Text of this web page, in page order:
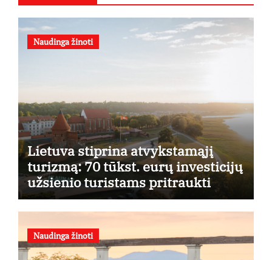
Naudinga žinoti
Lietuva stiprina atvykstamąjį
turizmą: 70 tūkst. eurų investicijų
užsienio turistams pritraukti
Naudinga žinoti